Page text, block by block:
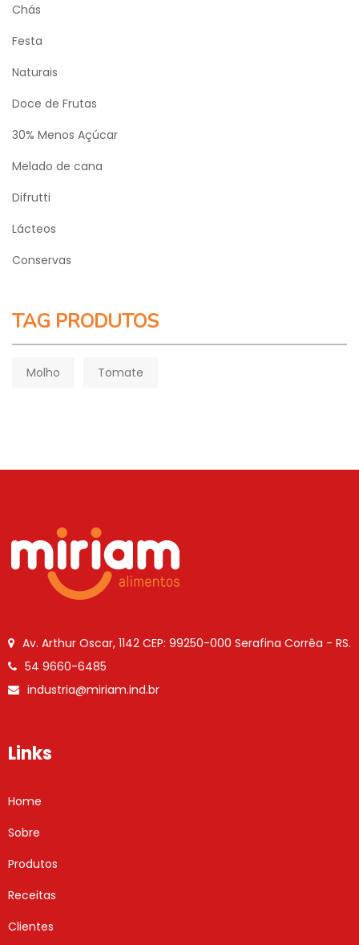
Chás
Festa
Naturais
Doce de Frutas
30% Menos Açúcar
Melado de cana
Difrutti
Lácteos
Conservas
TAG PRODUTOS
Molho Tomate
Av. Arthur Oscar, 1142 CEP: 99250-000 Serafina Corrêa - RS.
54 9660-6485
industria@miriam.ind.br
Links
Home
Sobre
Produtos
Receitas
Clientes